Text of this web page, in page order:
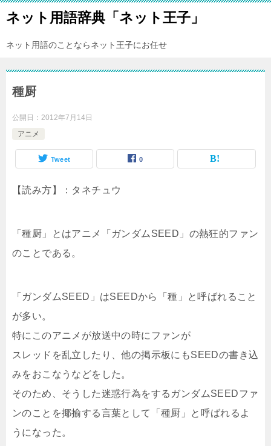
ネット用語辞典「ネット王子」
ネット用語のことならネット王子にお任せ
種厨
公開日： 2012年7月14日
アニメ
Tweet 0
【読み方】：タネチュウ
「種厨」とはアニメ「ガンダムSEED」の熱狂的ファン
のことである。
「ガンダムSEED」はSEEDから「種」と呼ばれること
が多い。
特にこのアニメが放送中の時にファンが
スレッドを乱立したり、他の掲示板にもSEEDの書き込
みをおこなうなどをした。
そのため、そうした迷惑行為をするガンダムSEEDファ
ンのことを揶揄する言葉として「種厨」と呼ばれるよ
うになった。